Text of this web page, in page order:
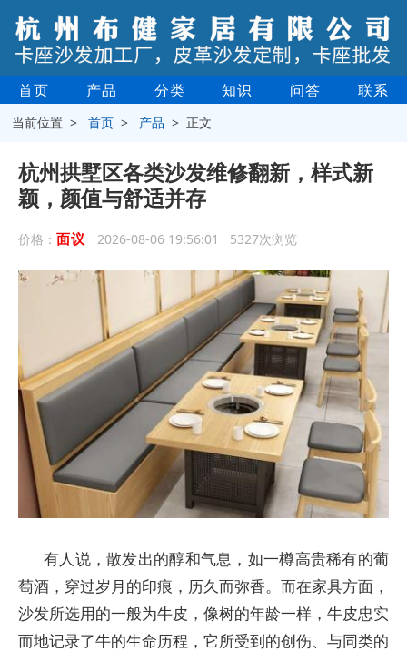
首页 产品 分类 知识 问答 联系
当前位置 >首页 > 产品 > 正文
杭州拱墅区各类沙发维修翻新，样式新
颖，颜值与舒适并存
价格： 面议 2026-08-06 19:56:01 5327次浏览
有人说，散发出的醇和气息，如一樽高贵稀有的葡
萄酒，穿过岁月的印痕，历久而弥香。而在家具方面，
沙发所选用的一般为牛皮，像树的年龄一样，牛皮忠实
而地记录了牛的生命历程，它所受到的创伤、与同类的